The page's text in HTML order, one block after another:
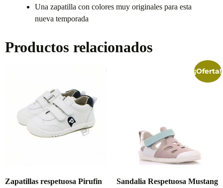
Una zapatilla con colores muy originales para esta
nueva temporada
Productos relacionados
Zapatillas respetuosa Pirufin
¡Oferta!
Sandalia Respetuosa Mustang